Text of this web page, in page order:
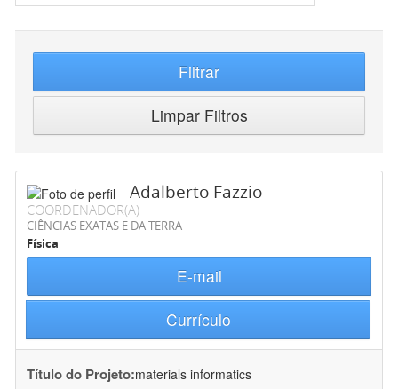
Filtrar
Limpar Filtros
Adalberto Fazzio
COORDENADOR(A)
CIÊNCIAS EXATAS E DA TERRA
Física
E-mail
Currículo
Título do Projeto:materials informatics